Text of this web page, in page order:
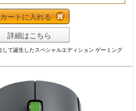
カートに入れる
詳細はこちら
して誕生したスペシャルエディション ゲーミング